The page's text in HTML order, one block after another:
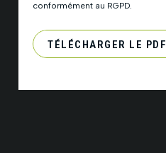
conformément au RGPD.
TÉLÉCHARGER LE PDF